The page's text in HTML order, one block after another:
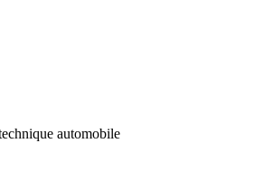
automobile